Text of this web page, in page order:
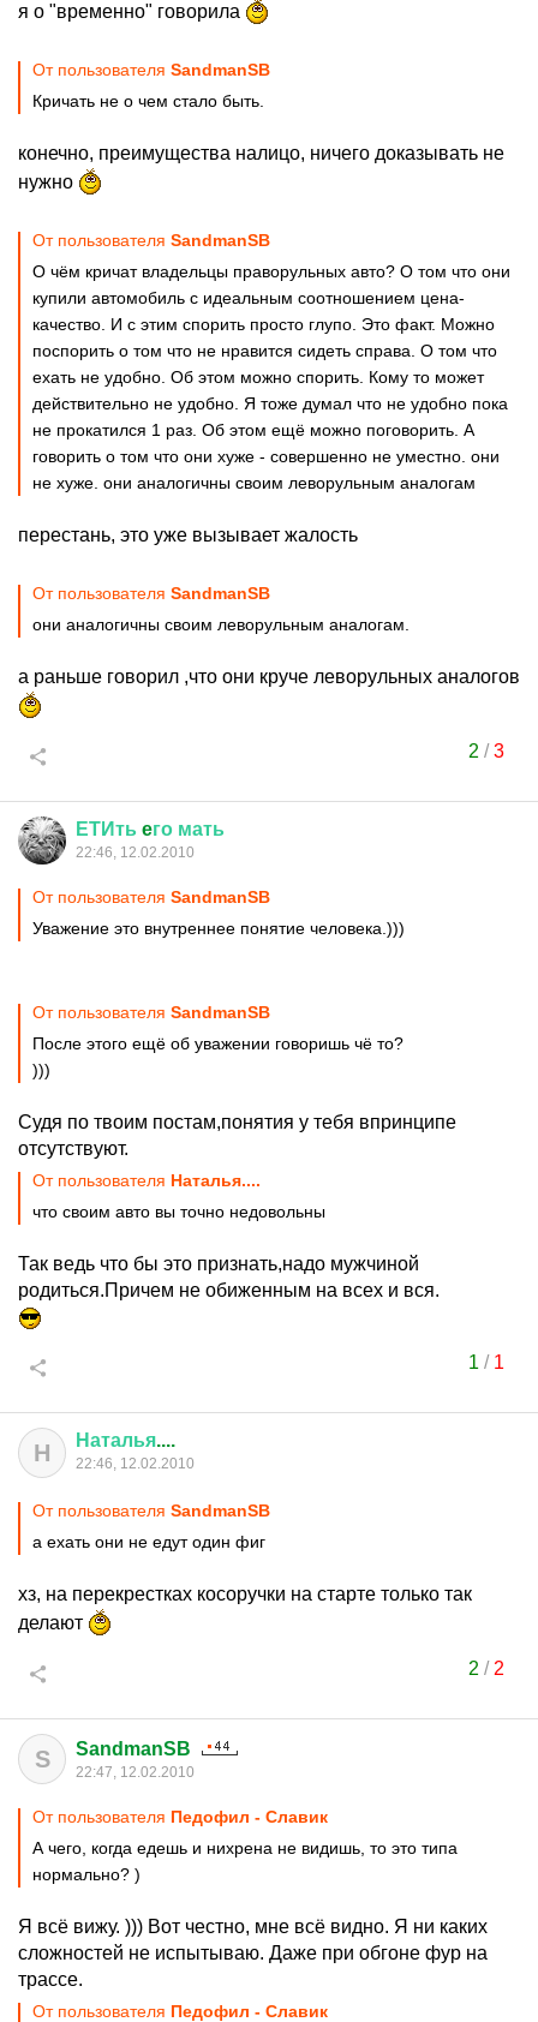
я о "временно" говорила
От пользователя SandmanSB
Кричать не о чем стало быть.
конечно, преимущества налицо, ничего доказывать не
нужно
От пользователя SandmanSB
О чём кричат владельцы праворульных авто? О том что они
купили автомобиль с идеальным соотношением цена-
качество. И с этим спорить просто глупо. Это факт. Можно
поспорить о том что не нравится сидеть справа. О том что
ехать не удобно. Об этом можно спорить. Кому то может
действительно не удобно. Я тоже думал что не удобно пока
не прокатился 1 раз. Об этом ещё можно поговорить. А
говорить о том что они хуже - совершенно не уместно. они
не хуже. они аналогичны своим леворульным аналогам
перестань, это уже вызывает жалость
От пользователя SandmanSB
они аналогичны своим леворульным аналогам.
а раньше говорил ,что они круче леворульных аналогов
2 /3
ЕТИть eго мать
22:46, 12.02.2010
От пользователя SandmanSB
Уважение это внутреннее понятие человека.)))
От пользователя SandmanSB
После этого ещё об уважении говоришь чё то?
)))
Судя по твоим постам,понятия у тебя впринципе
отсутствуют.
От пользователя Наталья....
что своим авто вы точно недовольны
Так ведь что бы это признать,надо мужчиной
родиться.Причем не обиженным на всех и вся.
1 / 1
Н Наталья....
22:46, 12.02.2010
От пользователя SandmanSB
а ехать они не едут один фиг
хз, на перекрестках косоручки на старте только так
делают
2 / 2
S SandmanSB
22:47, 12.02.2010
От пользователя Педофил - Славик
А чего, когда едешь и нихрена не видишь, то это типа
нормально? )
Я всё вижу. ))) Вот честно, мне всё видно. Я ни каких
сложностей не испытываю. Даже при обгоне фур на
трассе.
От пользователя Педофил - Славик